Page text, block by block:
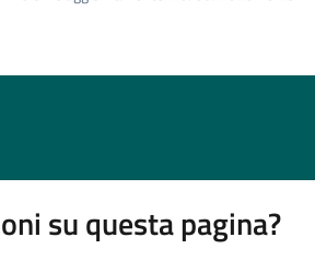
su questa pagina?